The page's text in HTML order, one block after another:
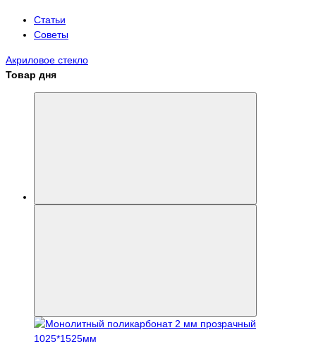
Статьи
Советы
Акриловое стекло
Товар дня